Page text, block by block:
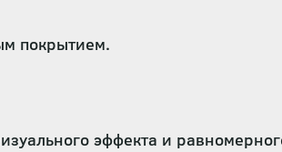
покрытием.
эффекта и